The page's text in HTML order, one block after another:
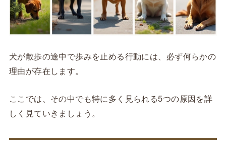
犬が散歩の途中で歩みを止める行動には、必ず何らかの
理由が存在します。
ここでは、その中でも特に多く見られる5つの原因を詳
しく見ていきましょう。